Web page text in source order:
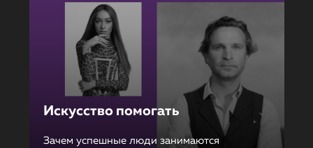
Искусство помогать
Зачем успешные люди занимаются